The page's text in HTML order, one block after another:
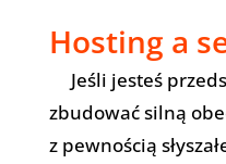
Hosting a
Jeśli jesteś
zbudować silną
z pewnością